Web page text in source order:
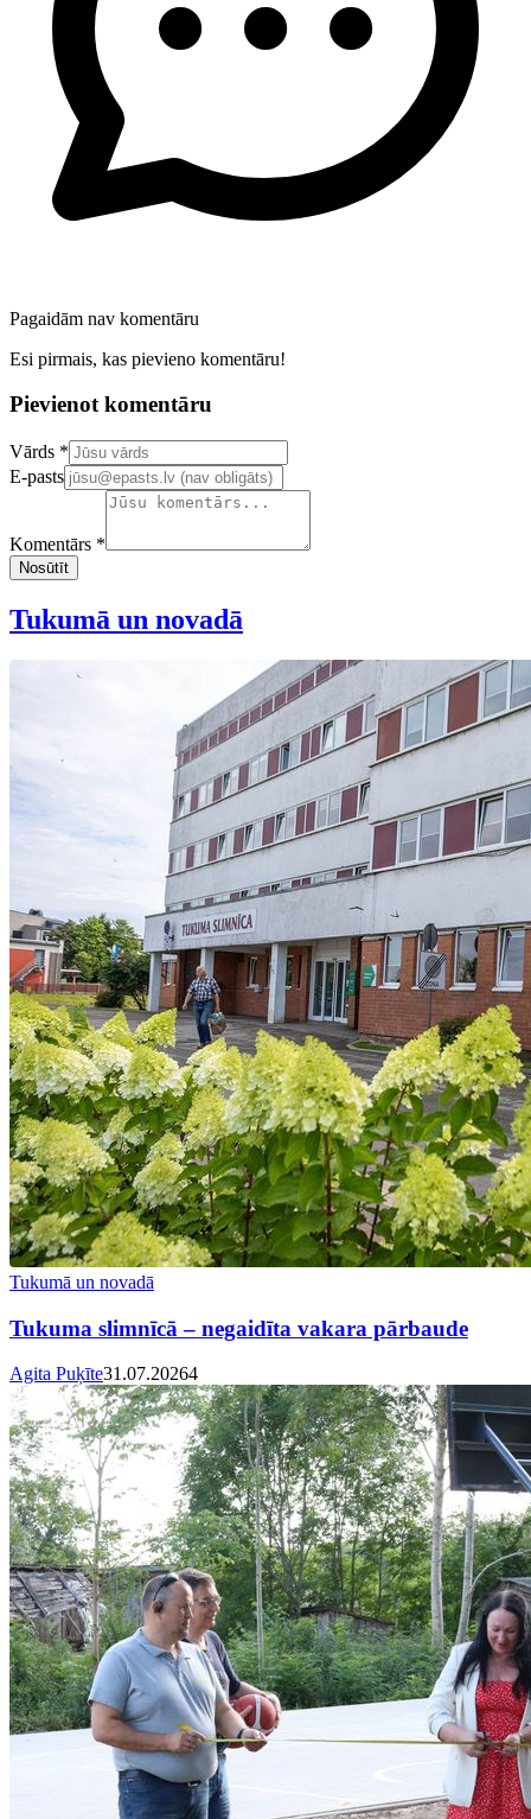
Pagaidām nav komentāru
Esi pirmais, kas pievieno komentāru!
Pievienot komentāru
Confirm your email address
Vārds *
E-pasts
Komentārs *
Nosūtīt
Tukumā un novadā
Tukumā un novadā
Tukuma slimnīcā – negaidīta vakara pārbaude
Agita Puķīte31.07.20264